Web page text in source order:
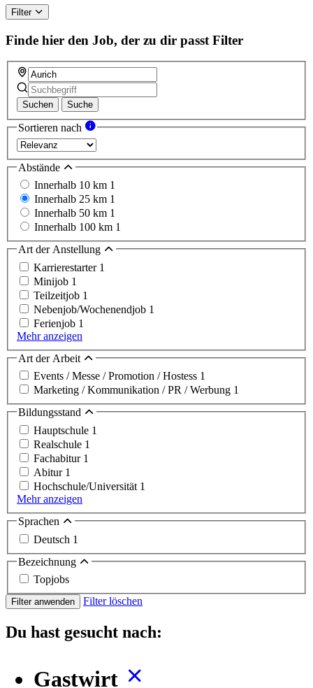
Filter
Finde hier den Job, der zu dir passt Filter
Suchen Suche
Sortieren nach
Abstände
Innerhalb 10 km 1
Innerhalb 25 km 1
Innerhalb 50 km 1
Innerhalb 100 km 1
Art der Anstellung
Karrierestarter 1
Minijob 1
Teilzeitjob 1
Nebenjob/Wochenendjob 1
Ferienjob 1
Mehr anzeigen
Art der Arbeit
Events / Messe / Promotion / Hostess 1
Marketing / Kommunikation / PR / Werbung 1
Bildungsstand
Hauptschule 1
Realschule 1
Fachabitur 1
Abitur 1
Hochschule/Universität 1
Mehr anzeigen
Sprachen
Deutsch 1
Bezeichnung
Topjobs
Filter anwenden Filter löschen
Du hast gesucht nach:
Gastwirt